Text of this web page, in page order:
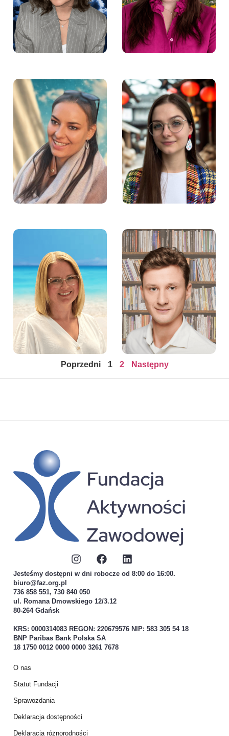
Aktywności Zawodowej
Zawodowej
Marcelina Hernik –
Specjalistka ds.
dostępności w
Fundacji Aktywności
Zawodowej
Natalia Gozłowska –
Asystentka Zarządu
Fundacji Aktywności
Zawodowej
Ewa Wiśniewska –
Doradca zawodowy w
Fundacji Aktywności
Zawodowej
Michał Hajdyła –
Psycholog w Fundacji
Aktywności
Poprzedni 1 2 Następny
Jesteśmy dostępni w dni robocze od 8:00 do 16:00.
biuro@faz.org.pl
736 858 551, 730 840 050
ul. Romana Dmowskiego 12/3.12
80-264 Gdańsk
KRS: 0000314083 REGON: 220679576 NIP: 583 305 54 18
BNP Paribas Bank Polska SA
18 1750 0012 0000 0000 3261 7678
O nas
Statut Fundacji
Sprawozdania
Deklaracja dostępności
Deklaracja różnorodności